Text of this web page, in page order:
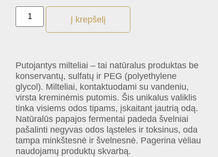
Į krepšelį
Putojantys milteliai – tai natūralus produktas be
konservantų, sulfatų ir PEG (polyethylene
glycol). Milteliai, kontaktuodami su vandeniu,
virsta kreminėmis putomis. Šis unikalus valiklis
tinka visiems odos tipams, įskaitant jautrią odą.
Natūralūs papajos fermentai padeda švelniai
pašalinti negyvas odos ląsteles ir toksinus, oda
tampa minkštesnė ir švelnesnė. Pagerina vėliau
naudojamų produktų skvarbą.